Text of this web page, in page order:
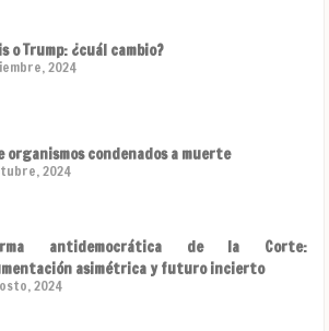
o Trump: ¿cuál cambio?
2024
organismos condenados a muerte
2024
antidemocrática de la Corte:
asimétrica y futuro incierto
2024